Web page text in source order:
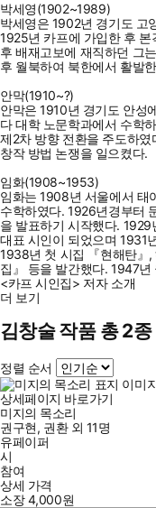
박세영(1902~1989)
박세영은 1902년 경기도 고
1925년 카프에 가입한 후
후 배재고보에 재직하던 그
후 월북하여 북한에서 활발
안막(1910~?)
안막은 1910년 경기도 안성
다 대학 노문학과에서 수학
제2차 방향 전환을 주도하
창작 방법 논쟁을 일으켰다.
임화(1908~1953)
임화는 1908년 서울에서 태
수학하였다. 1926년경부터
을 발표하기 시작했다.
대표 시인이 되었으며 1931
1938년 첫 시집 『현해탄』
집』 등을 발간했다. 1947
<카프 시인집> 저자 소개
더 보기
김창술 작품 총 2종
정렬 순서
상세페이지 바로가기
미지의 목소리
권구현, 권환외 11명
유페이퍼
시
참여
상세 가격
소장4,000원